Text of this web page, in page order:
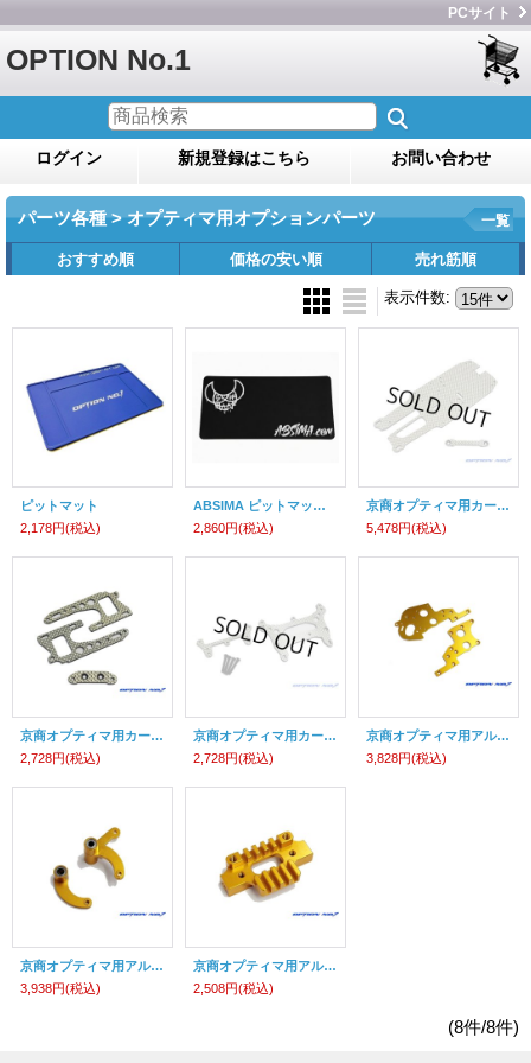
PCサイト
OPTION No.1
ログイン 新規登録はこちら お問い合わせ
パーツ各種 > オプティマ用オプションパーツ 一覧
おすすめ順 価格の安い順 売れ筋順
表示件数:
ピットマット
2,178円(税込)
ABSIMA ピットマット 43×90cm
2,860円(税込)
京商オプティマ用カーボンセカンドフロアプレート＆セカンドフロアホルダープレート（SSG)
5,478円(税込)
京商オプティマ用カーボンフロントサイドプレート＆カーボンフロントアームホルダー(SSG)
2,728円(税込)
京商オプティマ用カーボンショックプレート(SSG)
2,728円(税込)
京商オプティマ用アルミモータープレート（ゴールド）
3,828円(税込)
京商オプティマ用アルミステアリングリンケージセット（ボールベアリング付）（ゴールド）
3,938円(税込)
京商オプティマ用アルミモーターヒートシンク（ゴールド）
2,508円(税込)
(8件/8件)